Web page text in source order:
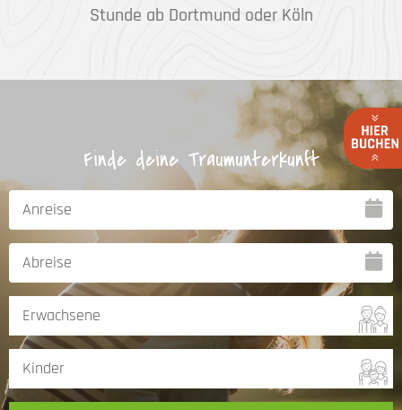
Stunde ab Dortmund oder Köln
Finde deine Traumunterkunft